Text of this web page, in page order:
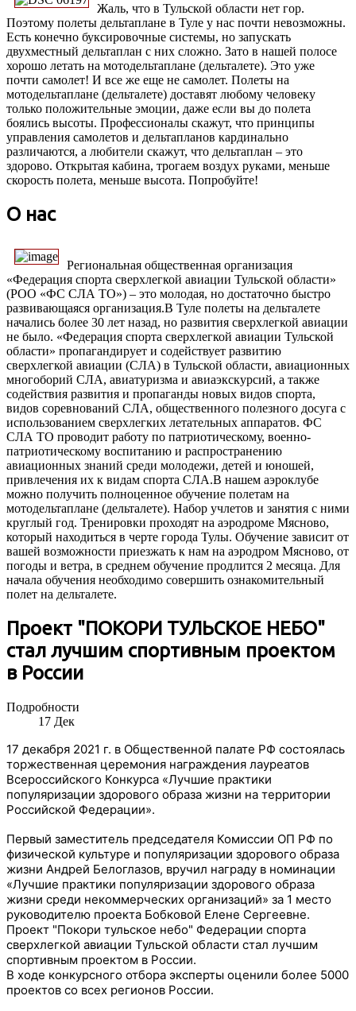
Жаль, что в Тульской области нет гор.
Поэтому полеты дельтаплане в Туле у нас почти невозможны.
Есть конечно буксировочные системы, но запускать
двухместный дельтаплан с них сложно. Зато в нашей полосе
хорошо летать на мотодельтаплане (дельталете). Это уже
почти самолет! И все же еще не самолет. Полеты на
мотодельтаплане (дельталете) доставят любому человеку
только положительные эмоции, даже если вы до полета
боялись высоты. Профессионалы скажут, что принципы
управления самолетов и дельтапланов кардинально
различаются, а любители скажут, что дельтаплан – это
здорово. Открытая кабина, трогаем воздух руками, меньше
скорость полета, меньше высота. Попробуйте!
О нас
Региональная общественная организация
«Федерация спорта сверхлегкой авиации Тульской области»
(РОО «ФС СЛА ТО») – это молодая, но достаточно быстро
развивающаяся организация.В Туле полеты на дельталете
начались более 30 лет назад, но развития сверхлегкой авиации
не было. «Федерация спорта сверхлегкой авиации Тульской
области» пропагандирует и содействует развитию
сверхлегкой авиации (СЛА) в Тульской области, авиационных
многоборий СЛА, авиатуризма и авиаэкскурсий, а также
содействия развития и пропаганды новых видов спорта,
видов соревнований СЛА, общественного полезного досуга с
использованием сверхлегких летательных аппаратов. ФС
СЛА ТО проводит работу по патриотическому, военно-
патриотическому воспитанию и распространению
авиационных знаний среди молодежи, детей и юношей,
привлечения их к видам спорта СЛА.В нашем аэроклубе
можно получить полноценное обучение полетам на
мотодельтаплане (дельталете). Набор учлетов и занятия с ними
круглый год. Тренировки проходят на аэродроме Мясново,
который находиться в черте города Тулы. Обучение зависит от
вашей возможности приезжать к нам на аэродром Мясново, от
погоды и ветра, в среднем обучение продлится 2 месяца. Для
начала обучения необходимо совершить ознакомительный
полет на дельталете.
Проект "ПОКОРИ ТУЛЬСКОЕ НЕБО"
стал лучшим спортивным проектом
в России
Подробности
17 Дек
17 декабря 2021 г. в Общественной палате РФ состоялась
торжественная церемония награждения лауреатов
Всероссийского Конкурса «Лучшие практики
популяризации здорового образа жизни на территории
Российской Федерации».
Первый заместитель председателя Комиссии ОП РФ по
физической культуре и популяризации здорового образа
жизни Андрей Белоглазов, вручил награду в номинации
«Лучшие практики популяризации здорового образа
жизни среди некоммерческих организаций» за 1 место
руководителю проекта Бобковой Елене Сергеевне.
Проект "Покори тульское небо" Федерации спорта
сверхлегкой авиации Тульской области стал лучшим
спортивным проектом в России.
В ходе конкурсного отбора эксперты оценили более 5000
проектов со всех регионов России.